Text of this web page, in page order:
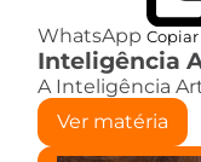
WhatsApp
Inteligência
A Inteligência
Ver matéria